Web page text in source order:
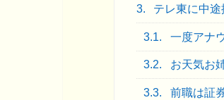
3. テレ東に中途
3.1. 一度アナ
3.2. お天気お
3.3. 前職は証